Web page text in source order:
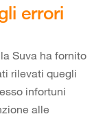
errori
Suva ha fornito
rilevati quegli
infortuni
alle